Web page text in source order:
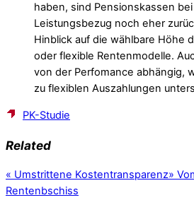
haben, sind Pensionskassen
Leistungsbezug noch eher
Hinblick auf die wählbare Höhe
oder flexible Rentenmodelle.
von der Perfomance abhängig,
zu flexiblen Auszahlungen
PK-Studie
Related
« Umstrittene Kostentransparenz»
Rentenbschiss